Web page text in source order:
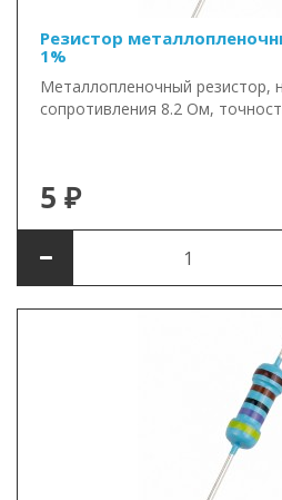
Резистор
1%
Металлопленочный резистор,
сопротивления 8.2 Ом,
5 ₽